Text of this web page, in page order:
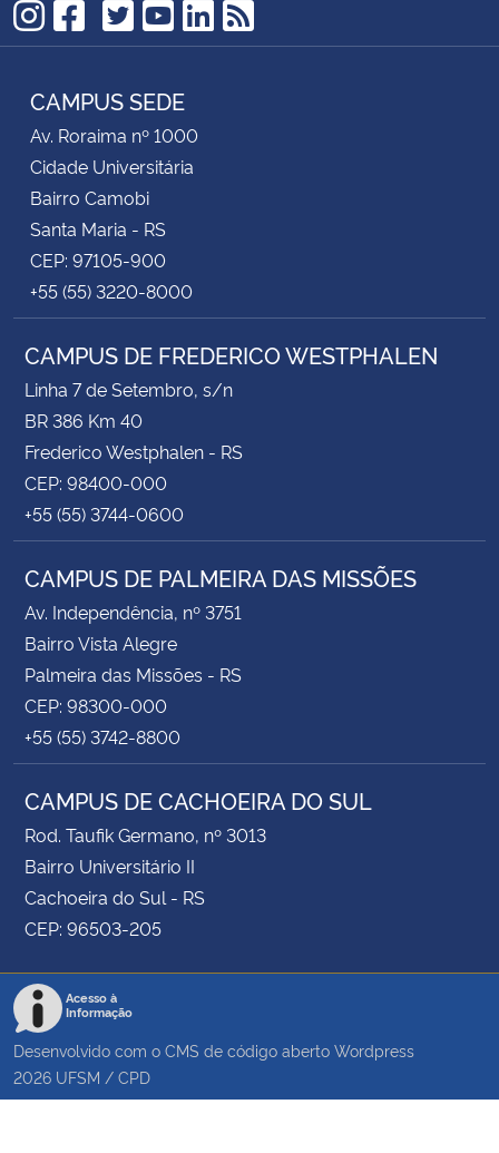
Instagram
Facebook
TikTok
Twitter
YouTube
LinkedIn
RSS
CAMPUS SEDE
Av. Roraima nº 1000
Cidade Universitária
Bairro Camobi
Santa Maria - RS
CEP: 97105-900
+55 (55) 3220-8000
CAMPUS DE FREDERICO WESTPHALEN
Linha 7 de Setembro, s/n
BR 386 Km 40
Frederico Westphalen - RS
CEP: 98400-000
+55 (55) 3744-0600
CAMPUS DE PALMEIRA DAS MISSÕES
Av. Independência, nº 3751
Bairro Vista Alegre
Palmeira das Missões - RS
CEP: 98300-000
+55 (55) 3742-8800
CAMPUS DE CACHOEIRA DO SUL
Rod. Taufik Germano, nº 3013
Bairro Universitário II
Cachoeira do Sul - RS
CEP: 96503-205
Acesso à
Informação
Desenvolvido com o CMS de código aberto Wordpress
2026 UFSM / CPD